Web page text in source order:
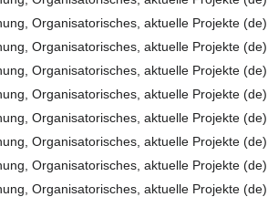
Organisatorisches, aktuelle Projekte (de)
Organisatorisches, aktuelle Projekte (de)
Organisatorisches, aktuelle Projekte (de)
Organisatorisches, aktuelle Projekte (de)
Organisatorisches, aktuelle Projekte (de)
Organisatorisches, aktuelle Projekte (de)
Organisatorisches, aktuelle Projekte (de)
Organisatorisches, aktuelle Projekte (de)